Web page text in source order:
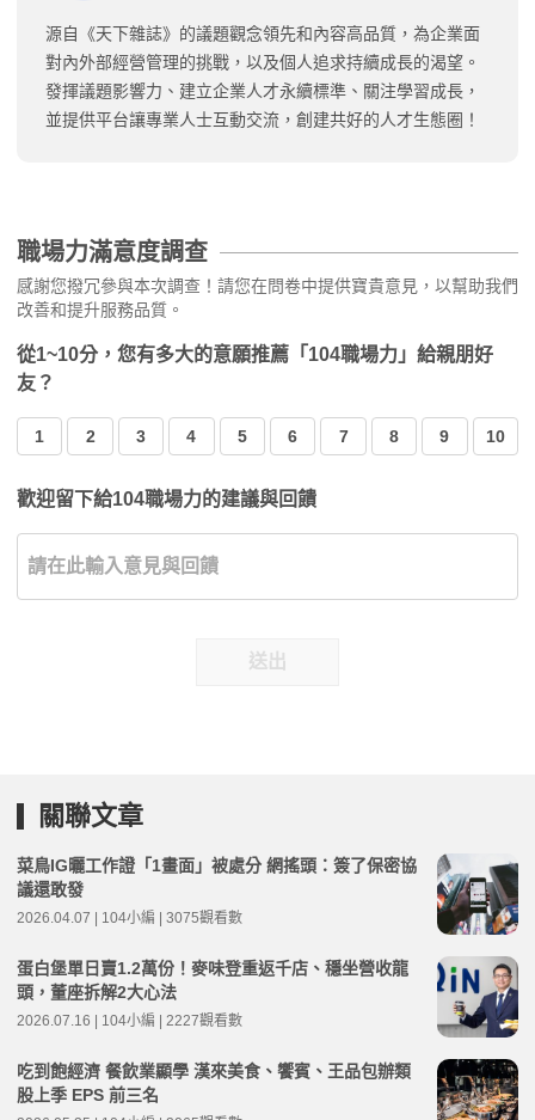
源自《天下雜誌》的議題觀念領先和內容高品質，為企業面
對內外部經營管理的挑戰，以及個人追求持續成長的渴望。
發揮議題影響力、建立企業人才永續標準、關注學習成長，
並提供平台讓專業人士互動交流，創建共好的人才生態圈！
職場力滿意度調查
感謝您撥冗參與本次調查！請您在問卷中提供寶貴意見，以幫助我們
改善和提升服務品質。
從1~10分，您有多大的意願推薦「104職場力」給親朋好
友？
1 2 3 4 5 6 7 8 9 10
歡迎留下給104職場力的建議與回饋
送出
關聯文章
菜鳥IG曬工作證「1畫面」被處分 網搖頭：簽了保密協
議還敢發
2026.04.07 | 104小編 | 3075觀看數
蛋白堡單日賣1.2萬份！麥味登重返千店、穩坐營收龍
頭，董座拆解2大心法
2026.07.16 | 104小編 | 2227觀看數
吃到飽經濟 餐飲業顯學 漢來美食、饗賓、王品包辦類
股上季 EPS 前三名